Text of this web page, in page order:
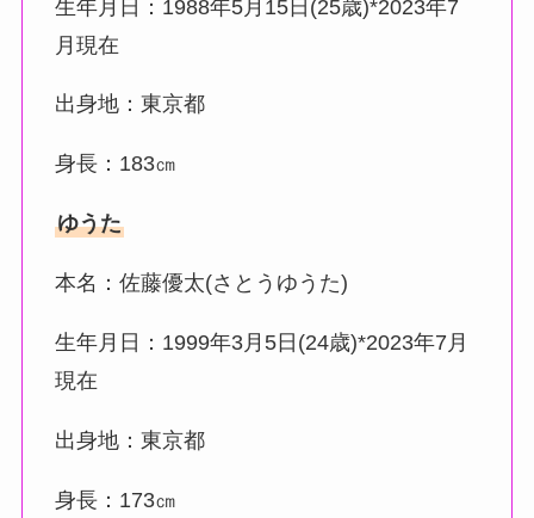
生年月日：1988年5月15日(25歳)*2023年7
月現在
出身地：東京都
身長：183㎝
ゆうた
本名：佐藤優太(さとうゆうた)
生年月日：1999年3月5日(24歳)*2023年7月
現在
出身地：東京都
身長：173㎝